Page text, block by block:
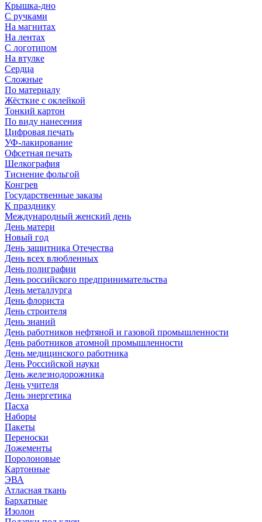
Крышка-дно
С ручками
На магнитах
На лентах
С логотипом
На втулке
Сердца
Сложные
По материалу
Жёсткие с оклейкой
Тонкий картон
По виду нанесения
Цифровая печать
УФ-лакирование
Офсетная печать
Шелкография
Тиснение фольгой
Конгрев
Государственные заказы
К празднику
Международный женский день
День матери
Новый год
День защитника Отечества
День всех влюбленных
День полиграфии
День российского предпринимательства
День металлурга
День флориста
День строителя
День знаний
День работников нефтяной и газовой промышленности
День работников атомной промышленности
День медицинского работника
День Российской науки
День железнодорожника
День учителя
День энергетика
Пасха
Наборы
Пакеты
Переноски
Ложементы
Поролоновые
Картонные
ЭВА
Атласная ткань
Бархатные
Изолон